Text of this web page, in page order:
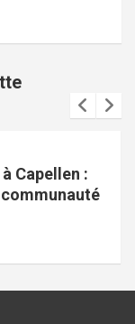
Capellen :